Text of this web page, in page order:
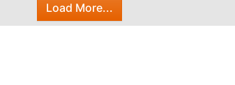
Load More...